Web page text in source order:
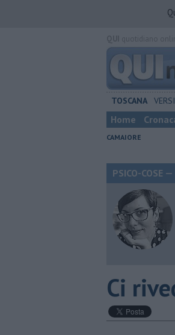
TOSCANA
Home
CAMAIORE
PSICO-COSE
​Ci